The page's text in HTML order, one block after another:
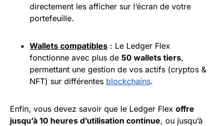
directement les afficher sur l’écran de votre
portefeuille.
Wallets compatibles : Le Ledger Flex
fonctionne avec plus de 50 wallets tiers,
permettant une gestion de vos actifs (cryptos &
NFT) sur différentes blockchains.
Enfin, vous devez savoir que le Ledger Flex offre
jusqu’à 10 heures d’utilisation continue, ou jusqu’à